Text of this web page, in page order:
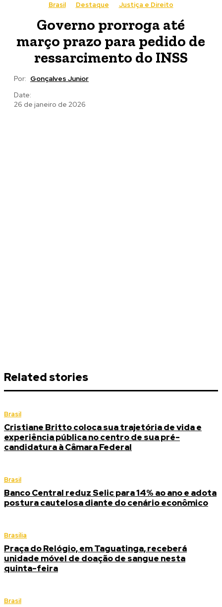
Brasil Destaque Justiça e Direito
Governo prorroga até
março prazo para pedido de
ressarcimento do INSS
Por: Gonçalves Junior
Date:
26 de janeiro de 2026
Related stories
Brasil
Cristiane Britto coloca sua trajetória de vida e
experiência pública no centro de sua pré-
candidatura à Câmara Federal
Brasil
Banco Central reduz Selic para 14% ao ano e adota
postura cautelosa diante do cenário econômico
Brasília
Praça do Relógio, em Taguatinga, receberá
unidade móvel de doação de sangue nesta
quinta-feira
Brasil